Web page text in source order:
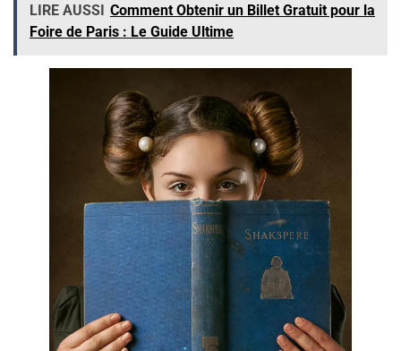
LIRE AUSSI Comment Obtenir un Billet Gratuit pour la
Foire de Paris : Le Guide Ultime